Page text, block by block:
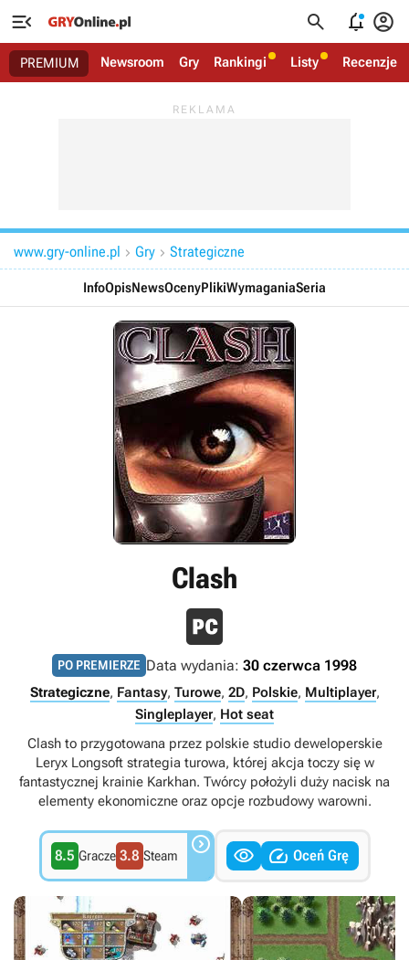
   
PREMIUM Newsroom Gry Rankingi Listy Recenzje
www.gry-online.pl  Gry  Strategiczne
InfoOpisNewsOcenyPlikiWymaganiaSeria
Clash
PO PREMIERZE Data wydania: 30 czerwca 1998
Strategiczne, Fantasy, Turowe, 2D, Polskie, Multiplayer,
Singleplayer, Hot seat
Clash to przygotowana przez polskie studio deweloperskie
Leryx Longsoft strategia turowa, której akcja toczy się w
fantastycznej krainie Karkhan. Twórcy położyli duży nacisk na
elementy ekonomiczne oraz opcje rozbudowy warowni.
8.5 Gracze 3.8 Steam    Oceń Grę